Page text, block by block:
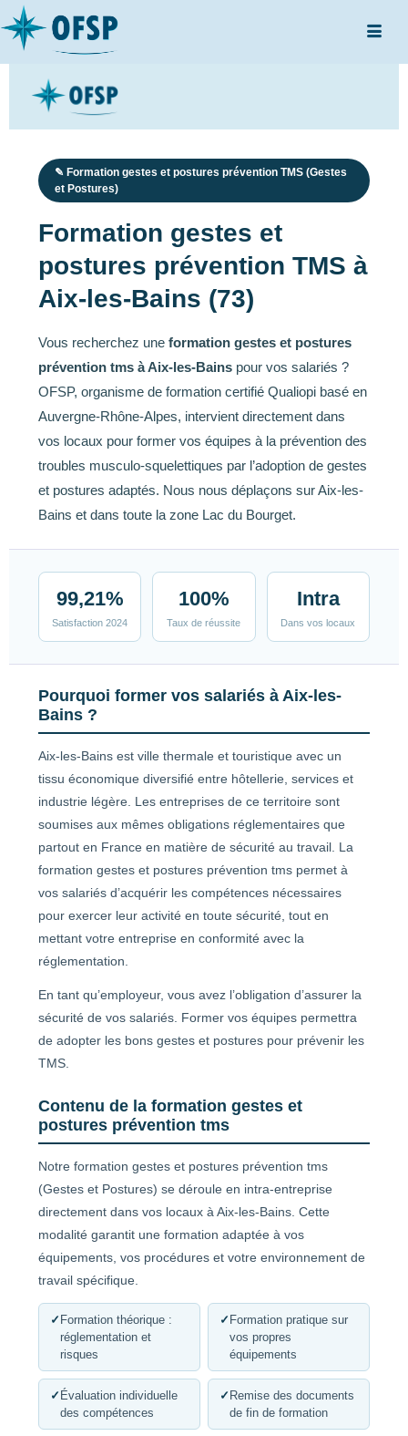
✎ Formation gestes et postures prévention TMS (Gestes
et Postures)
Formation gestes et
postures prévention TMS à
Aix-les-Bains (73)
Vous recherchez une formation gestes et postures
prévention tms à Aix-les-Bains pour vos salariés ?
OFSP, organisme de formation certifié Qualiopi basé en
Auvergne-Rhône-Alpes, intervient directement dans
vos locaux pour former vos équipes à la prévention des
troubles musculo-squelettiques par l’adoption de gestes
et postures adaptés. Nous nous déplaçons sur Aix-les-
Bains et dans toute la zone Lac du Bourget.
99,21%
Satisfaction 2024
100%
Taux de réussite
Intra
Dans vos locaux
Pourquoi former vos salariés à Aix-les-
Bains ?
Aix-les-Bains est ville thermale et touristique avec un
tissu économique diversifié entre hôtellerie, services et
industrie légère. Les entreprises de ce territoire sont
soumises aux mêmes obligations réglementaires que
partout en France en matière de sécurité au travail. La
formation gestes et postures prévention tms permet à
vos salariés d’acquérir les compétences nécessaires
pour exercer leur activité en toute sécurité, tout en
mettant votre entreprise en conformité avec la
réglementation.
En tant qu’employeur, vous avez l’obligation d’assurer la
sécurité de vos salariés. Former vos équipes permettra
de adopter les bons gestes et postures pour prévenir les
TMS.
Contenu de la formation gestes et
postures prévention tms
Notre formation gestes et postures prévention tms
(Gestes et Postures) se déroule en intra-entreprise
directement dans vos locaux à Aix-les-Bains. Cette
modalité garantit une formation adaptée à vos
équipements, vos procédures et votre environnement de
travail spécifique.
✓ Formation théorique :
réglementation et
risques
✓ Formation pratique sur
vos propres
équipements
✓ Évaluation individuelle
des compétences
✓ Remise des documents
de fin de formation